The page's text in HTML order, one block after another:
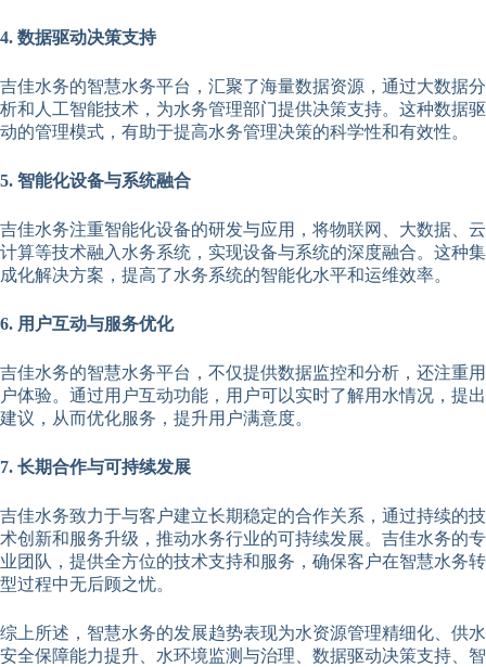
4. 数据驱动决策支持
吉佳水务的智慧水务平台，汇聚了海量数据资源，通过大数据分
析和人工智能技术，为水务管理部门提供决策支持。这种数据驱
动的管理模式，有助于提高水务管理决策的科学性和有效性。
5. 智能化设备与系统融合
吉佳水务注重智能化设备的研发与应用，将物联网、大数据、云
计算等技术融入水务系统，实现设备与系统的深度融合。这种集
成化解决方案，提高了水务系统的智能化水平和运维效率。
6. 用户互动与服务优化
吉佳水务的智慧水务平台，不仅提供数据监控和分析，还注重用
户体验。通过用户互动功能，用户可以实时了解用水情况，提出
建议，从而优化服务，提升用户满意度。
7. 长期合作与可持续发展
吉佳水务致力于与客户建立长期稳定的合作关系，通过持续的技
术创新和服务升级，推动水务行业的可持续发展。吉佳水务的专
业团队，提供全方位的技术支持和服务，确保客户在智慧水务转
型过程中无后顾之忧。
综上所述，智慧水务的发展趋势表现为水资源管理精细化、供水
安全保障能力提升、水环境监测与治理、数据驱动决策支持、智